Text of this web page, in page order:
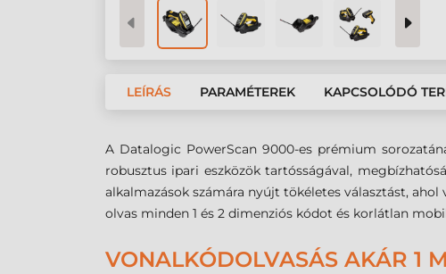
LEÍRÁS PARAMÉTEREK KAPCSOLÓDÓ
A Datalogic PowerScan 9000-es prémium
robusztus ipari eszközök tartósságával,
alkalmazások számára nyújt tökéletes választást,
olvas minden 1 és 2 dimenziós kódot és korlátlan
VONALKÓDOLVASÁS AKÁR 1